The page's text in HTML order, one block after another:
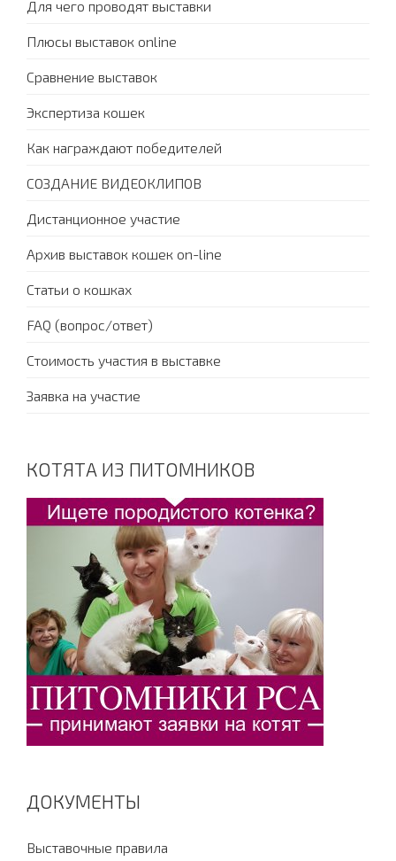
Для чего проводят выставки
Плюсы выставок online
Сравнение выставок
Экспертиза кошек
Как награждают победителей
СОЗДАНИЕ ВИДЕОКЛИПОВ
Дистанционное участие
Архив выставок кошек on-line
Статьи о кошках
FAQ (вопрос/ответ)
Стоимость участия в выставке
Заявка на участие
КОТЯТА ИЗ ПИТОМНИКОВ
ДОКУМЕНТЫ
Выставочные правила